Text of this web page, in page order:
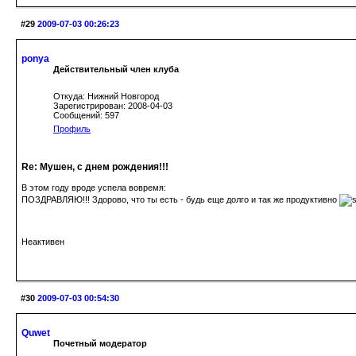
#29 2009-07-03 00:26:23
ponya
Действительный член клуба
Откуда: Нижний Новгород
Зарегистрирован: 2008-04-03
Сообщений: 597
Профиль
Re: Мушен, с днем рождения!!!
В этом году вроде успела вовремя:
ПОЗДРАВЛЯЮ!!! Здорово, что ты есть - будь еще долго и так же продуктивно
Неактивен
#30 2009-07-03 00:54:30
Quwet
Почетный модератор